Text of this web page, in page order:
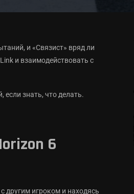
и «Связист» вряд ли
и взаимодействовать с
знать, что делать.
6
другим игроком и находясь